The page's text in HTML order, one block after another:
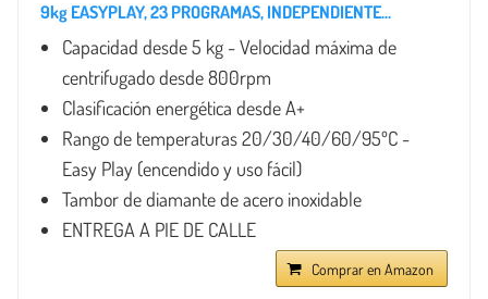
9kg EASYPLAY, 23 PROGRAMAS, INDEPENDIENTE...
Capacidad desde 5 kg - Velocidad máxima de
centrifugado desde 800rpm
Clasificación energética desde A+
Rango de temperaturas 20/30/40/60/95ºC -
Easy Play (encendido y uso fácil)
Tambor de diamante de acero inoxidable
ENTREGA A PIE DE CALLE
Comprar en Amazon